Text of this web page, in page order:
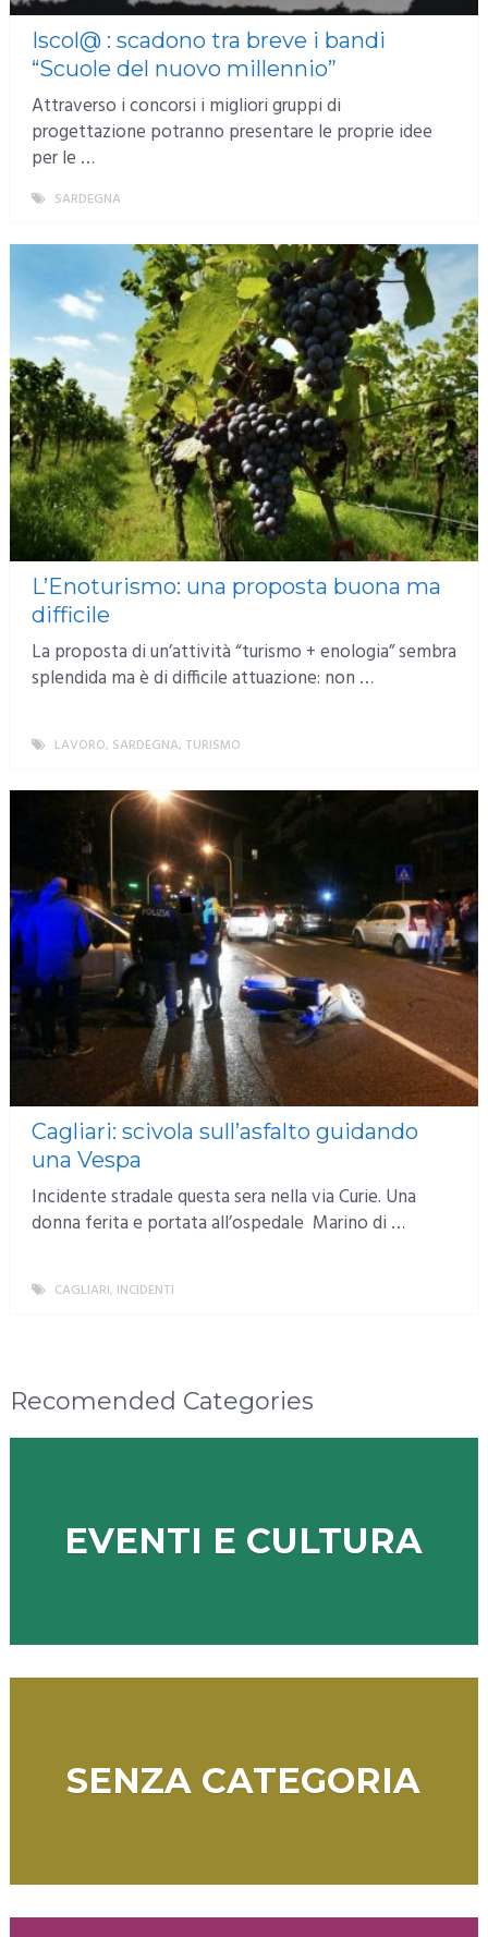
Iscol@ : scadono tra breve i bandi
“Scuole del nuovo millennio”
Attraverso i concorsi i migliori gruppi di
progettazione potranno presentare le proprie idee
per le …
SARDEGNA
L’Enoturismo: una proposta buona ma
difficile
La proposta di un’attività “turismo + enologia” sembra
splendida ma è di difficile attuazione: non …
LAVORO, SARDEGNA, TURISMO
Cagliari: scivola sull’asfalto guidando
una Vespa
Incidente stradale questa sera nella via Curie. Una
donna ferita e portata all’ospedale Marino di …
CAGLIARI, INCIDENTI
Recomended Categories
EVENTI E CULTURA
SENZA CATEGORIA